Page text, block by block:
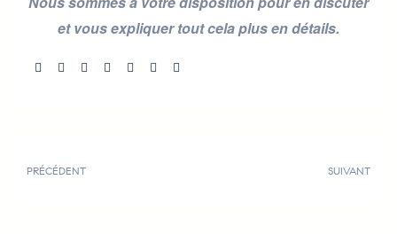
et vous expliquer tout cela plus en détails.
PRÉCÉDENT SUIVANT